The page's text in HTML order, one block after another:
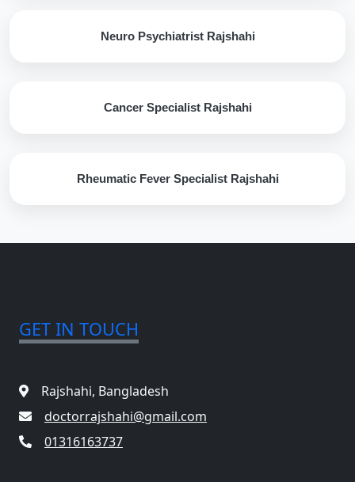
Neuro Psychiatrist Rajshahi
Cancer Specialist Rajshahi
Rheumatic Fever Specialist Rajshahi
GET IN TOUCH
Rajshahi, Bangladesh
doctorrajshahi@gmail.com
01316163737